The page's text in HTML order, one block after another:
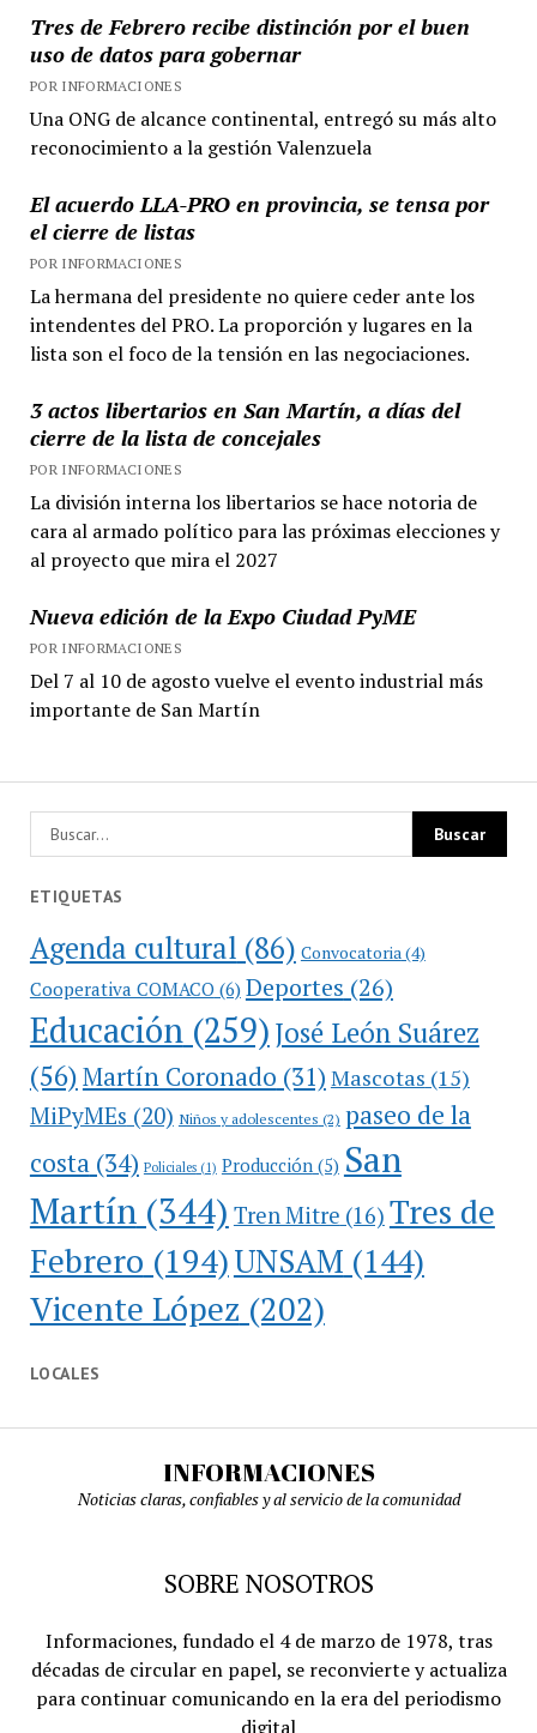
Tres de Febrero recibe distinción por el buen
uso de datos para gobernar
POR INFORMACIONES
Una ONG de alcance continental, entregó su más alto
reconocimiento a la gestión Valenzuela
El acuerdo LLA-PRO en provincia, se tensa por
el cierre de listas
POR INFORMACIONES
La hermana del presidente no quiere ceder ante los
intendentes del PRO. La proporción y lugares en la
lista son el foco de la tensión en las negociaciones.
3 actos libertarios en San Martín, a días del
cierre de la lista de concejales
POR INFORMACIONES
La división interna los libertarios se hace notoria de
cara al armado político para las próximas elecciones y
al proyecto que mira el 2027
Nueva edición de la Expo Ciudad PyME
POR INFORMACIONES
Del 7 al 10 de agosto vuelve el evento industrial más
importante de San Martín
ETIQUETAS
Agenda cultural (86) Convocatoria (4)
Cooperativa COMACO(6) Deportes (26)
Educación(259)José León Suárez
(56)Martín Coronado (31) Mascotas (15)
MiPyMEs (20) Niños y adolescentes (2) paseo de la
costa(34) Policiales(1) Producción(5) San
Martín(344) Tren Mitre (16) Tres de
Febrero (194)UNSAM (144)
Vicente López (202)
LOCALES
INFORMACIONES
Noticias claras, confiables y al servicio de la comunidad
SOBRE NOSOTROS
Informaciones, fundado el 4 de marzo de 1978, tras
décadas de circular en papel, se reconvierte y actualiza
para continuar comunicando en la era del periodismo
digital